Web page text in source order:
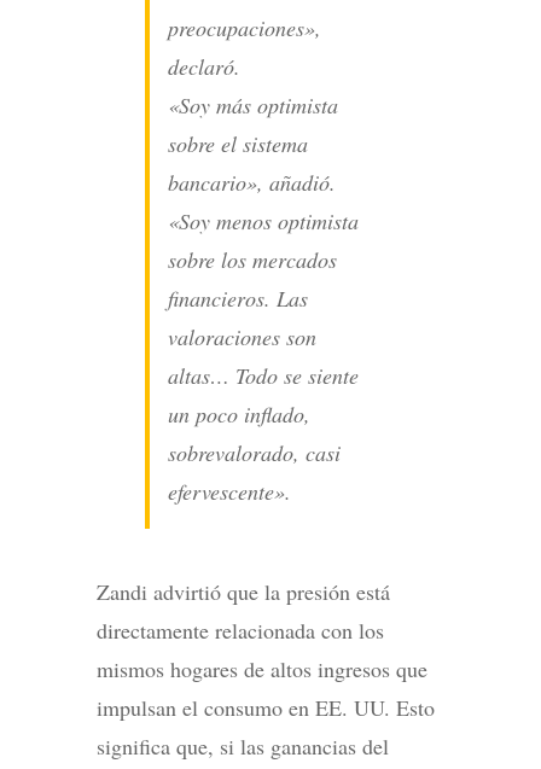
preocupaciones»,
declaró.
«Soy más optimista
sobre el sistema
bancario», añadió.
«Soy menos optimista
sobre los mercados
financieros. Las
valoraciones son
altas… Todo se siente
un poco inflado,
sobrevalorado, casi
efervescente».
Zandi advirtió que la presión está
directamente relacionada con los
mismos hogares de altos ingresos que
impulsan el consumo en EE. UU. Esto
significa que, si las ganancias del